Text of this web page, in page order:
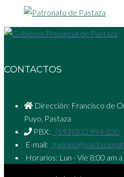
CONTACTOS
Dirección: Francisco de
Puyo, Pastaza
PBX: (593) 032 994-220
E-mail:
Horarios: Lun - Vie 8:00 am